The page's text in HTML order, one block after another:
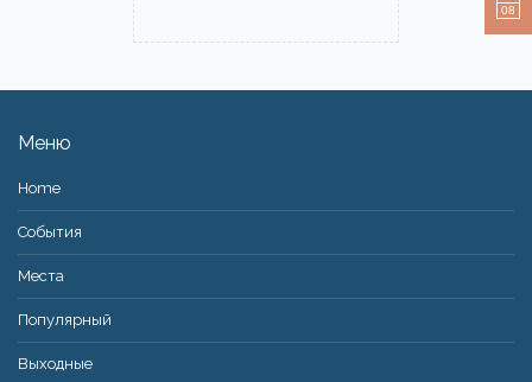
Меню
Home
События
Места
Популярный
Bыходные
08